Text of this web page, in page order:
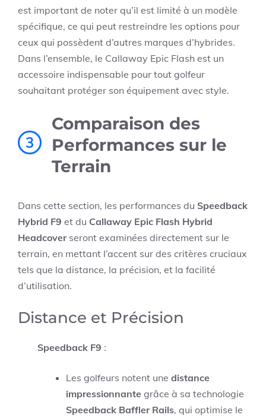
est important de noter qu’il est limité à un modèle
spécifique, ce qui peut restreindre les options pour
ceux qui possèdent d’autres marques d’hybrides.
Dans l’ensemble, le Callaway Epic Flash est un
accessoire indispensable pour tout golfeur
souhaitant protéger son équipement avec style.
3
Comparaison des
Performances sur le
Terrain
Dans cette section, les performances du Speedback
Hybrid F9 et du Callaway Epic Flash Hybrid
Headcoverseront examinées directement sur le
terrain, en mettant l’accent sur des critères cruciaux
tels que la distance, la précision, et la facilité
d’utilisation.
Distance et Précision
Speedback F9 :
Les golfeurs notent une distance
impressionnante grâce à sa technologie
Speedback Baffler Rails, qui optimise le